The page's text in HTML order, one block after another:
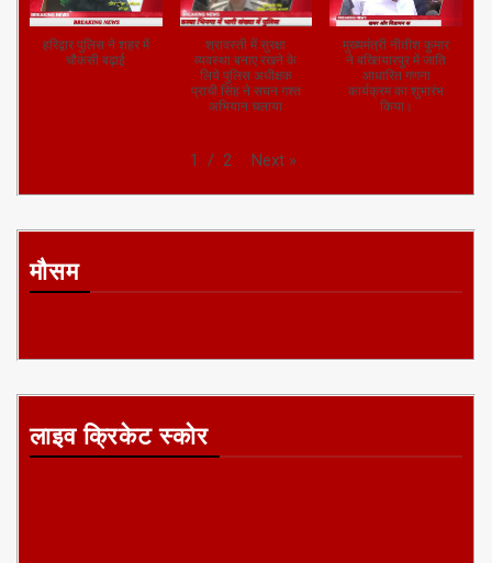
हरिद्वार पुलिस ने शहर में
चौकसी बढ़ाई
श्रावस्ती में सुरक्षा
व्यवस्था बनाए रखने के
लिये पुलिस अधीक्षक
प्राची सिंह ने सघन गश्त
अभियान चलाया
मुख्यमंत्री नीतीश कुमार
ने बख्तियारपुर में जाति
आधारित गणना
कार्यक्रम का शुभारंभ
किया।
1 / 2 Next »
मौसम
लाइव क्रिकेट स्कोर